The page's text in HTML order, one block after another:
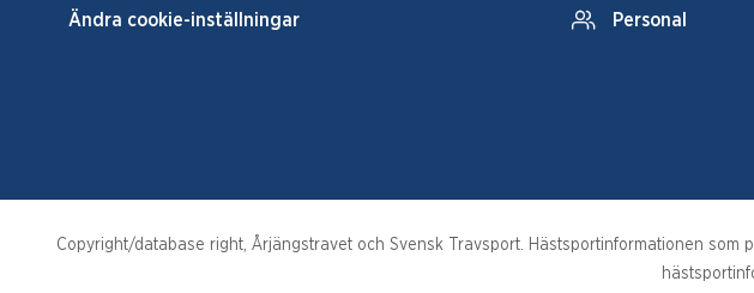
Ändra cookie-inställningar Personal
Copyright/database right, Årjängstravet och Svensk Travsport. Hästsportinformationen